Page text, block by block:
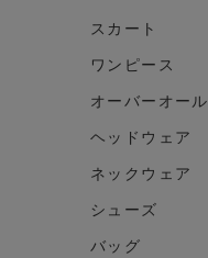
スカート
ワンピース
オーバーオール
ヘッドウェア
ネックウェア
シューズ
バッグ